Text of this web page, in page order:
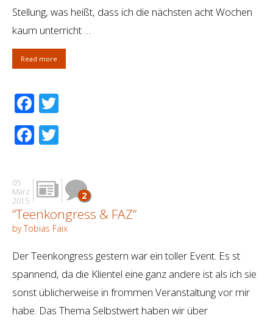
Stellung, was heißt, dass ich die nächsten acht Wochen
kaum unterricht …
Read more
Facebook
Facebook
05
März
2015
2
“Teenkongress & FAZ”
by Tobias Faix
Der Teenkongress gestern war ein toller Event. Es st
spannend, da die Klientel eine ganz andere ist als ich sie
sonst üblicherweise in frommen Veranstaltung vor mir
habe. Das Thema Selbstwert haben wir über